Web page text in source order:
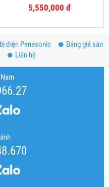
5,550,000 đ
điện Panasonic
Bảng giá sản
Liên hệ